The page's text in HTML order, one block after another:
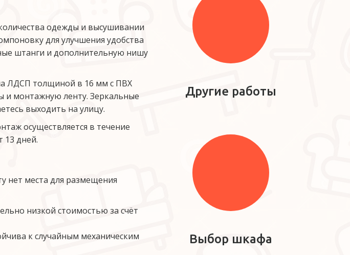
одежды и высушивании
для улучшения удобства
штанги и дополнительную нишу
ЛДСП толщиной в 16 мм с ПВХ
и монтажную ленту. Зеркальные
выходить на улицу.
осуществляется в течение
13 дней.
нет места для размещения
низкой стоимостью за счёт
к случайным механическим
Другие работы
Выбор шкафа